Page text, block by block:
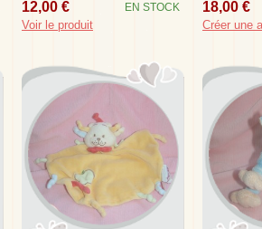
12,00 € EN STOCK
Voir le produit
18,00 €
Créer une